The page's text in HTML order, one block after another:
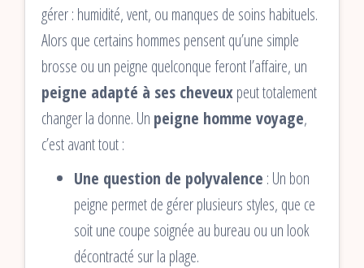
gérer : humidité, vent, ou manques de soins habituels.
Alors que certains hommes pensent qu’une simple
brosse ou un peigne quelconque feront l’affaire, un
peigne adapté à ses cheveuxpeut totalement
changer la donne. Un peigne homme voyage,
c’est avant tout :
Une question de polyvalence : Un bon
peigne permet de gérer plusieurs styles, que ce
soit une coupe soignée au bureau ou un look
décontracté sur la plage.